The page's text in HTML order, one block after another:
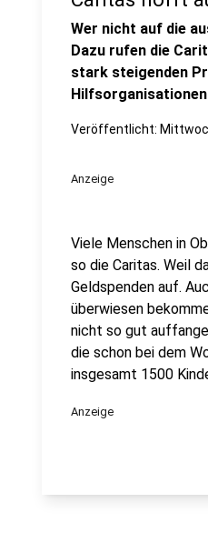
Wer nicht auf die
Dazu rufen die
stark steigenden
Veröffentlicht:
Anzeige
Viele Menschen in
so die Caritas. Weil
Geldspenden auf.
überwiesen
nicht so gut
die schon bei dem
insgesamt 1500
Anzeige